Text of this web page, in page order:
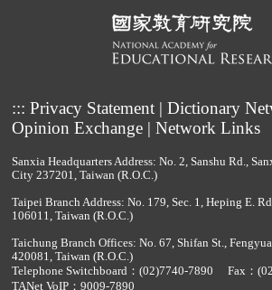
::: Privacy Statement| Dictionary
Opinion Exchange| Network Links
Sanxia Headquarters Address: No. 2, Sanshu Rd.,
City 237201, Taiwan (R.O.C.)
Taipei Branch Address: No. 179, Sec. 1, Heping E.
106011, Taiwan (R.O.C.)
Taichung Branch Offices: No. 67, Shifan St.,
420081, Taiwan (R.O.C.)
Telephone Switchboard： (02)7740-7890
Fax：
TANet VoIP：9009-7890